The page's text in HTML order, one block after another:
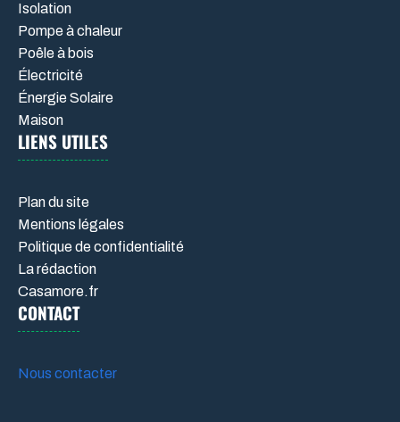
Isolation
Pompe à chaleur
Poêle à bois
Électricité
Énergie Solaire
Maison
LIENS UTILES
Plan du site
Mentions légales
Politique de confidentialité
La rédaction
Casamore.fr
CONTACT
Nous contacter